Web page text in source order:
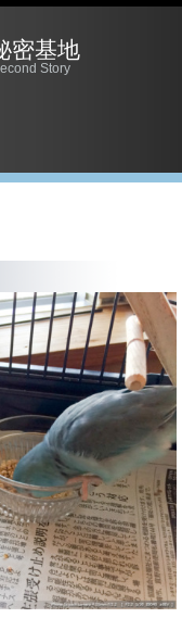
密基地
Story